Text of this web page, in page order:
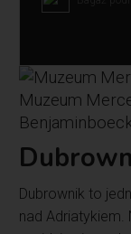
Muzeum
Dubrownik to
nad Adriatykiem.